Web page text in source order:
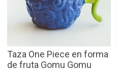
Taza One Piece en forma
de fruta Gomu Gomu